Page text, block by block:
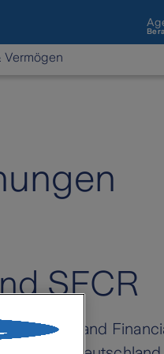
Vermögen
SFCR
Solvency and